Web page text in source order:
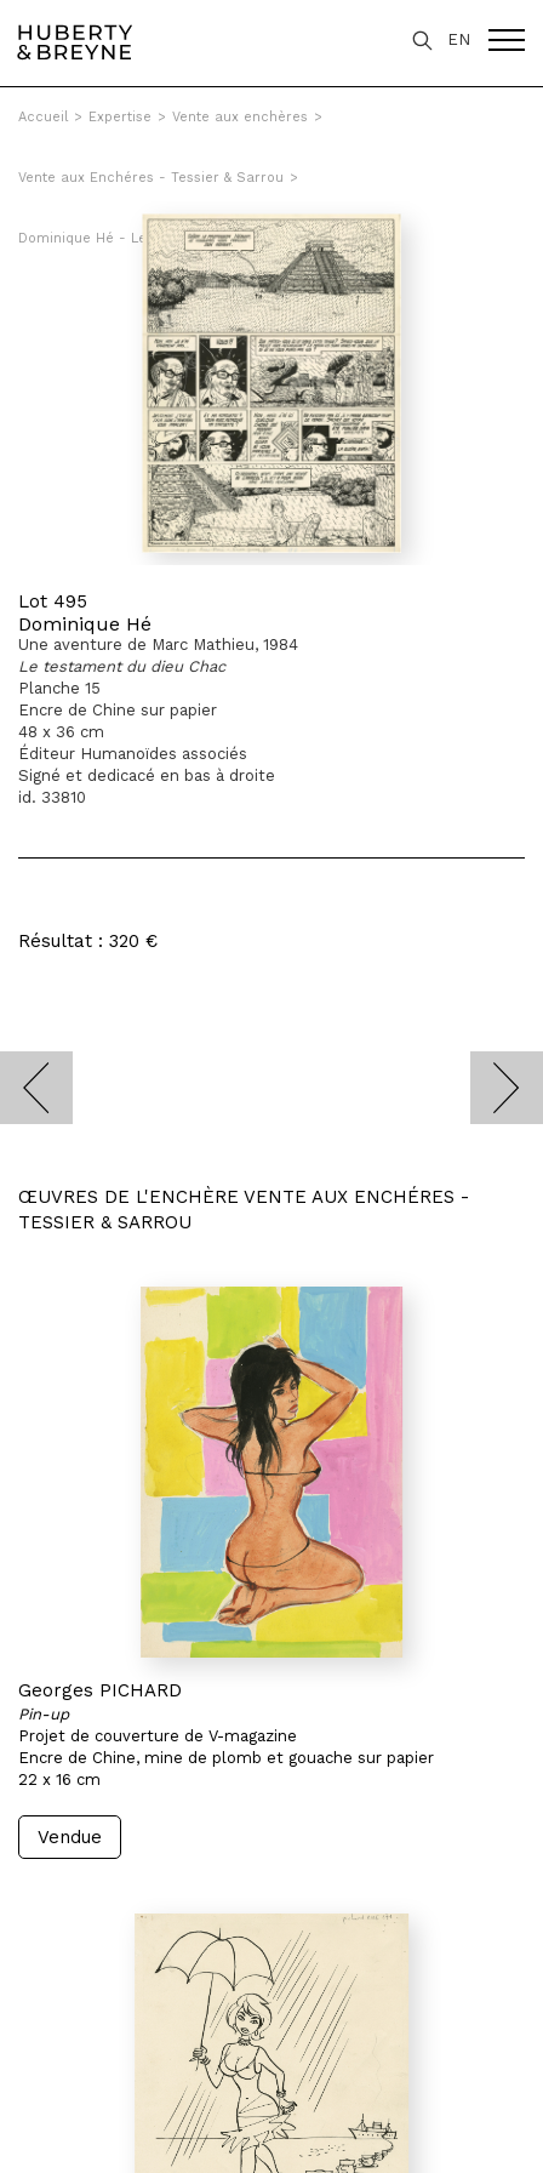
EN
Accueil > Expertise > Vente aux enchères >
Vente aux Enchéres - Tessier & Sarrou >
Dominique Hé - Le testament du dieu Chac
Lot 495
Dominique Hé
Une aventure de Marc Mathieu, 1984
Le testament du dieu Chac
Planche 15
Encre de Chine sur papier
48 x 36 cm
Éditeur Humanoïdes associés
Signé et dedicacé en bas à droite
id. 33810
Résultat : 320 €
ŒUVRES DE L'ENCHÈRE VENTE AUX ENCHÉRES -
TESSIER & SARROU
Georges PICHARD
Pin-up
Projet de couverture de V-magazine
Encre de Chine, mine de plomb et gouache sur papier
22 x 16 cm
Vendue